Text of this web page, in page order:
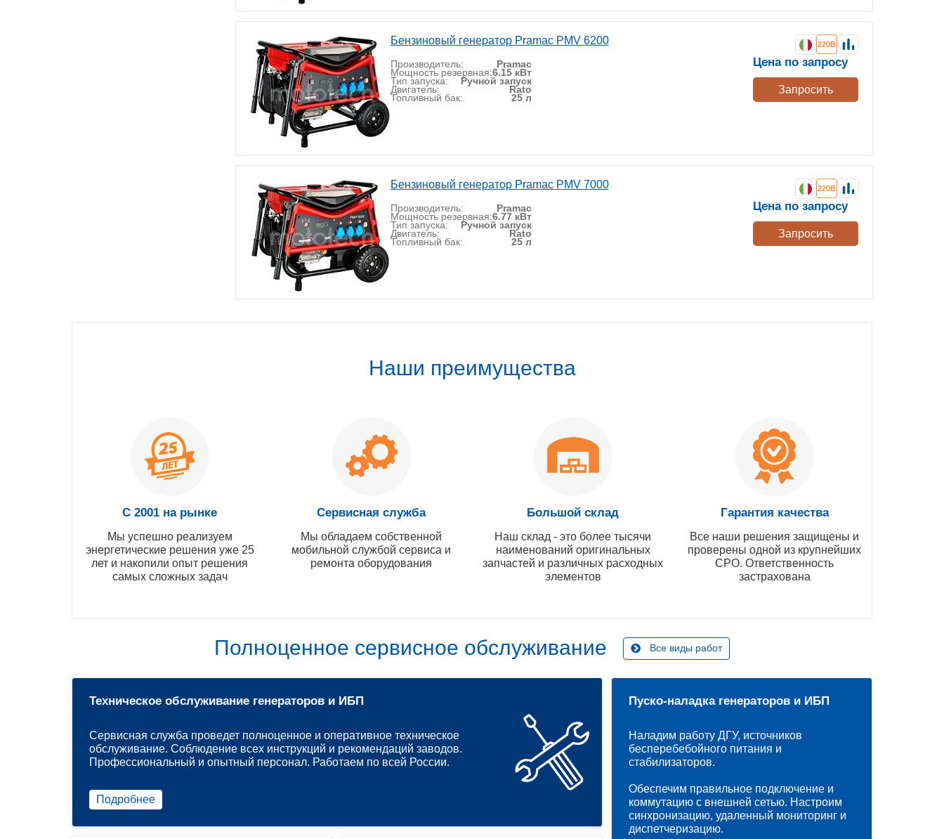
Бензиновый генератор Pramac PMV 6200
Производитель: Pramac
Мощность резервная:6.15 кВт
Тип запуска: Ручной запуск
Двигатель: Rato
Топливный бак: 25 л
220В
Цена по запросу
Запросить
Бензиновый генератор Pramac PMV 7000
Производитель: Pramac
Мощность резервная:6.77 кВт
Тип запуска: Ручной запуск
Двигатель: Rato
Топливный бак: 25 л
220В
Цена по запросу
Запросить
Наши преимущества
С 2001 на рынке
Мы успешно реализуем
энергетические решения уже 25
лет и накопили опыт решения
самых сложных задач
Сервисная служба
Мы обладаем собственной
мобильной службой сервиса и
ремонта оборудования
Большой склад
Наш склад - это более тысячи
наименований оригинальных
запчастей и различных расходных
элементов
Гарантия качества
Все наши решения защищены и
проверены одной из крупнейших
СРО. Ответственность
застрахована
Полноценное сервисное обслуживание Все виды работ
Техническое обслуживание генераторов и ИБП
Сервисная служба проведет полноценное и оперативное техническое
обслуживание. Соблюдение всех инструкций и рекомендаций заводов.
Профессиональный и опытный персонал. Работаем по всей России.
Подробнее
Пуско-наладка генераторов и ИБП
Наладим работу ДГУ, источников
бесперебебойного питания и
стабилизаторов.
Обеспечим правильное подключение и
коммутацию с внешней сетью. Настроим
синхронизацию, удаленный мониторинг и
диспетчеризацию.